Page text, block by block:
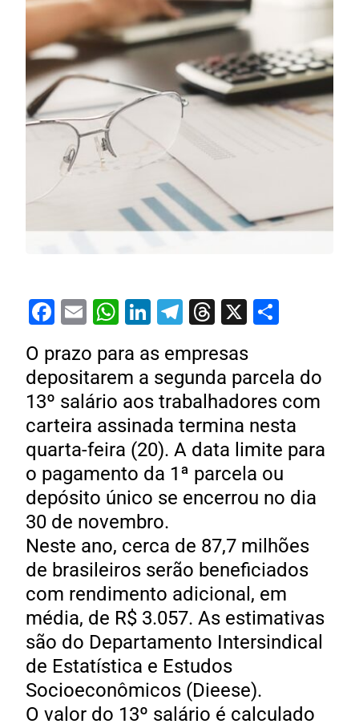
Facebook
EmailWhatsApp
LinkedIn
Telegram
Threads
X
O prazo para as empresas
depositarem a segunda parcela do
13º salário aos trabalhadores com
carteira assinada termina nesta
quarta-feira (20). A data limite para
o pagamento da 1ª parcela ou
depósito único se encerrou no dia
30 de novembro.
Neste ano, cerca de 87,7 milhões
de brasileiros serão beneficiados
com rendimento adicional, em
média, de R$ 3.057. As estimativas
são do Departamento Intersindical
de Estatística e Estudos
Socioeconômicos (Dieese).
O valor do 13º salário é calculado